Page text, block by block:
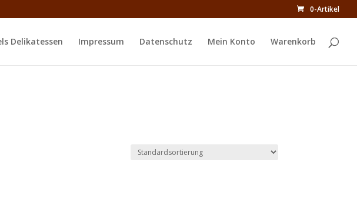
0-Artikel
Delikatessen Impressum Datenschutz Mein Konto Warenkorb